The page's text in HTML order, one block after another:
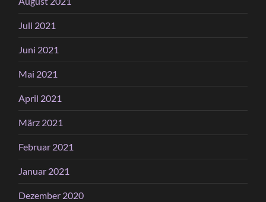
Juli 2021
Juni 2021
Mai 2021
April 2021
März 2021
Februar 2021
Januar 2021
Dezember 2020